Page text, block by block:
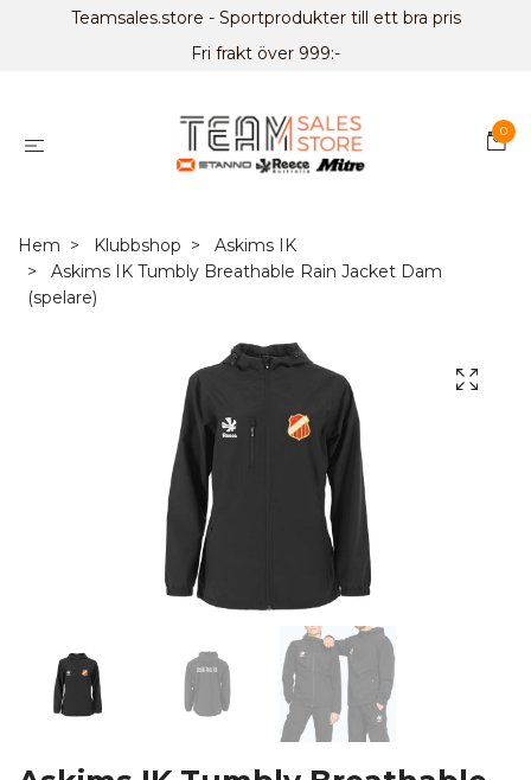
Teamsales.store - Sportprodukter till ett bra pris
Fri frakt över 999:-
0
Hem Klubbshop
Askims IK
Askims IK Tumbly Breathable Rain Jacket Dam
(spelare)